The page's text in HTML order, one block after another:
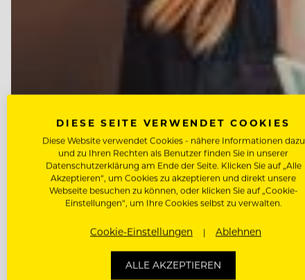
Tirol Lodge Ellmau
DIESE SEITE VERWENDET COOKIES
Diese Website verwendet Cookies - nähere Informationen dazu
und zu Ihren Rechten als Benutzer finden Sie in unserer
Datenschutzerklärung am Ende der Seite. Klicken Sie auf „Alle
Akzeptieren“, um Cookies zu akzeptieren und direkt unsere
Webseite besuchen zu können, oder klicken Sie auf „Cookie-
Einstellungen“, um Ihre Cookies selbst zu verwalten.
Cookie-Einstellungen Ablehnen
ALLE AKZEPTIEREN